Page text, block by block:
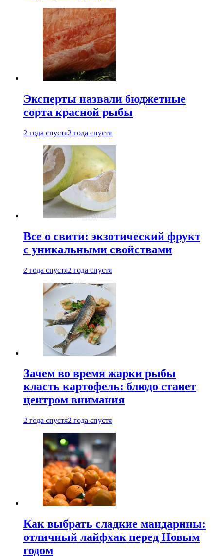
Эксперты назвали бюджетные
сорта красной рыбы
2 года спустя2 года спустя
Все о свити: экзотический фрукт
с уникальными свойствами
2 года спустя2 года спустя
Зачем во время жарки рыбы
класть картофель: блюдо станет
центром внимания
2 года спустя2 года спустя
Как выбрать сладкие мандарины:
отличный лайфхак перед Новым
годом